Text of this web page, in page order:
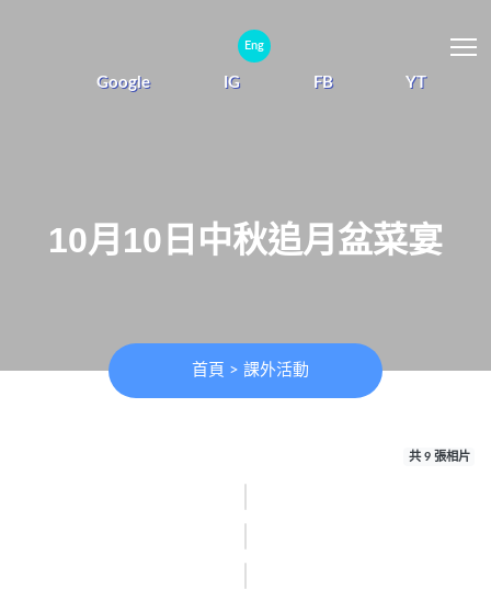
Eng
Google IG FB YT
10月10日中秋追月盆菜宴
首頁 > 課外活動
共 9 張相片